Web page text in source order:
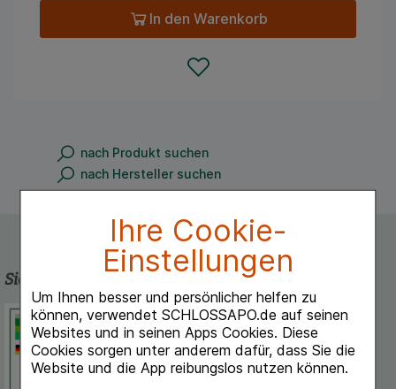
Ihre Cookie-
Einstellungen
Um Ihnen besser und persönlicher helfen zu
können, verwendet SCHLOSSAPO.de auf seinen
Websites und in seinen Apps Cookies. Diese
Cookies sorgen unter anderem dafür, dass Sie die
Website und die App reibungslos nutzen können.
In den Warenkorb
nach Produkt suchen
nach Hersteller suchen
Sicherheit und Qualität
Schlossapo.de ist registriert beim
Deutschen Institut für Medizinische
Dokumentation und Information.